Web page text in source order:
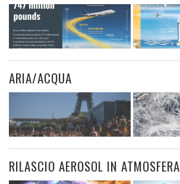
ARIA/ACQUA
RILASCIO AEROSOL IN ATMOSFERA